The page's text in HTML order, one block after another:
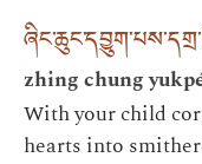
zhing chung
With your child
hearts into